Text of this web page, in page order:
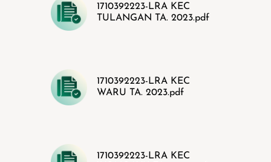
1710392223-LRA KEC
TULANGAN TA. 2023.pdf
1710392223-LRA KEC
WARU TA. 2023.pdf
1710392223-LRA KEC